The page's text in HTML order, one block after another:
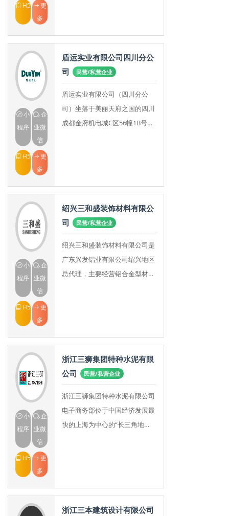
H5
更
多
小
程序
企
业微
信
H5
更
多
盾运实业有限公司四川分公
司
民营/私营企业
盾运实业有限公司（四川分公
司）坐落于美丽天府之国的四川
成都金府机电城C区56幢1B号。
小
程序
企
业微
信
H5
更
多
绍兴三和盛装饰材料有限公
司
民营/私营企业
绍兴三和盛装饰材料有限公司是
广东兴发铝业有限公司绍兴地区
总代理，主要经营铝合金型材及
小
程序
企
业微
信
H5
更
多
浙江三狮集团特种水泥有限
公司
民营/私营企业
浙江三狮集团特种水泥有限公司
电子商务部位于中国经济发展最
快的上海为中心的“长三角地
浙江三本建筑设计有限公司